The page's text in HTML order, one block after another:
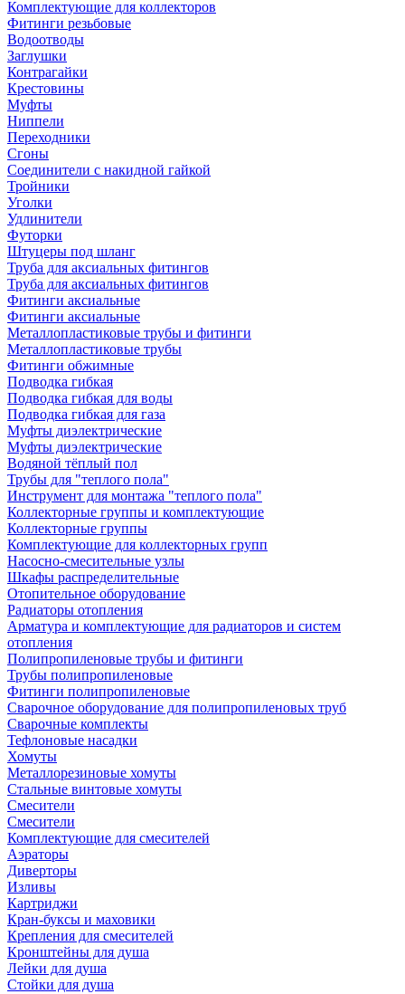
Комплектующие для коллекторов
Фитинги резьбовые
Водоотводы
Заглушки
Контрагайки
Крестовины
Муфты
Ниппели
Переходники
Сгоны
Соединители с накидной гайкой
Тройники
Уголки
Удлинители
Футорки
Штуцеры под шланг
Труба для аксиальных фитингов
Труба для аксиальных фитингов
Фитинги аксиальные
Фитинги аксиальные
Металлопластиковые трубы и фитинги
Металлопластиковые трубы
Фитинги обжимные
Подводка гибкая
Подводка гибкая для воды
Подводка гибкая для газа
Муфты диэлектрические
Муфты диэлектрические
Водяной тёплый пол
Трубы для "теплого пола"
Инструмент для монтажа "теплого пола"
Коллекторные группы и комплектующие
Коллекторные группы
Комплектующие для коллекторных групп
Насосно-смесительные узлы
Шкафы распределительные
Отопительное оборудование
Радиаторы отопления
Арматура и комплектующие для радиаторов и систем
отопления
Полипропиленовые трубы и фитинги
Трубы полипропиленовые
Фитинги полипропиленовые
Сварочное оборудование для полипропиленовых труб
Сварочные комплекты
Тефлоновые насадки
Хомуты
Металлорезиновые хомуты
Стальные винтовые хомуты
Смесители
Смесители
Комплектующие для смесителей
Аэраторы
Диверторы
Изливы
Картриджи
Кран-буксы и маховики
Крепления для смесителей
Кронштейны для душа
Лейки для душа
Стойки для душа